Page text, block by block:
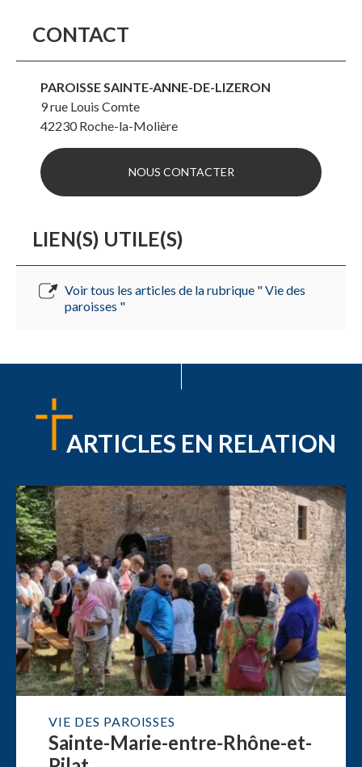
CONTACT
PAROISSE SAINTE-ANNE-DE-LIZERON
9 rue Louis Comte
42230 Roche-la-Molière
NOUS CONTACTER
LIEN(S) UTILE(S)
Voir tous les articles de la rubrique " Vie des
paroisses "
ARTICLES EN RELATION
VIE DES PAROISSES
Sainte-Marie-entre-Rhône-et-